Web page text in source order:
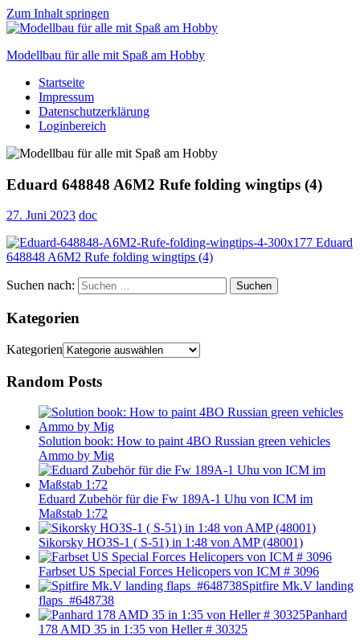
Zum Inhalt springen
Modellbau für alle mit Spaß am Hobby
Scale
modelling
to
Startseite
Impressum
Datenschutzerklärung
Loginbereich
Eduard 648848 A6M2 Rufe folding wingtips (4)
27. Juni 2023 doc
Suchen nach: Suchen
Kategorien
Kategorien
Random Posts
Solution book: How to paint 4BO Russian green vehicles
Ammo by Mig
Eduard Zubehör für die Fw 189A-1 Uhu von ICM im
Maßstab 1:72
Sikorsky HO3S-1 ( S-51) in 1:48 von AMP (48001)
Farbset US Special Forces Helicopers von ICM # 3096
Spitfire Mk.V landing
flaps #648738
Panhard
178 AMD 35 in 1:35 von Heller # 30325